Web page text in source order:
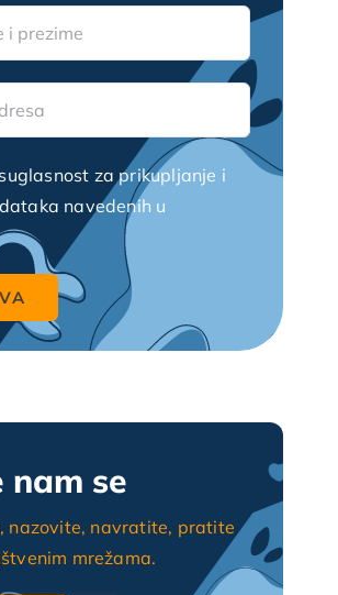
za prikupljanje i
navedenih u
nam se
nazovite, navratite, pratite
mrežama.